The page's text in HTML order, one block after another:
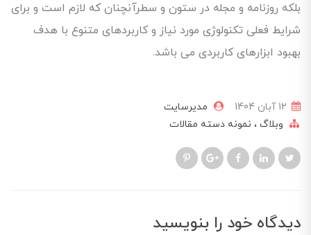
بلکه روزنامه و مجله در ستون و سطرآنچنان که لازم است و برای
شرایط فعلی تکنولوژی مورد نیاز و کاربردهای متنوع با هدف
بهبود ابزارهای کاربردی می باشد.
مدیرسایت
وبلاگ
نمونه دسته مقالات
دیدگاه خود را بنویسید